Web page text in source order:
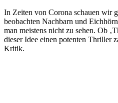
In Zeiten von Corona schauen wir
beobachten Nachbarn und
man meistens nicht zu sehen. Ob
dieser Idee einen potenten Thriller
Kritik.